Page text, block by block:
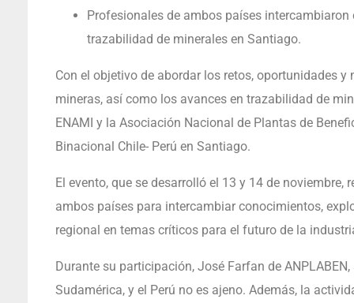
Profesionales de ambos países
trazabilidad de minerales en Santiago.
Con el objetivo de abordar los retos, oportunidades
mineras, así como los avances en trazabilidad de
ENAMI y la Asociación Nacional de Plantas de
Binacional Chile- Perú en Santiago.
El evento, que se desarrolló el 13 y 14 de
ambos países para intercambiar conocimientos,
regional en temas críticos para el futuro de la
Durante su participación, José Farfan de
Sudamérica, y el Perú no es ajeno. Además, la